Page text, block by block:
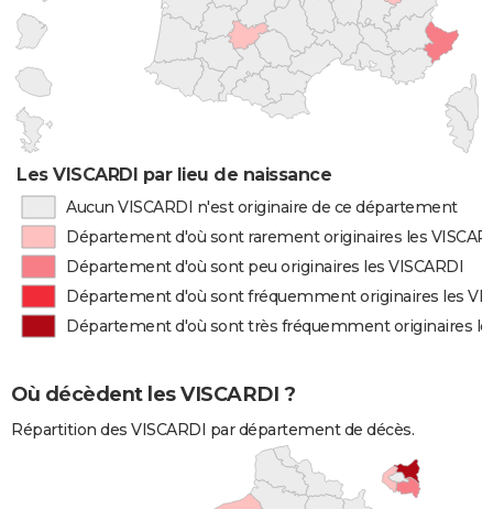
Les VISCARDI par lieu de naissance
Aucun VISCARDI n'est originaire de ce département
Département d'où sont rarement originaires les
Département d'où sont peu originaires les VISCARDI
Département d'où sont fréquemment originaires les
Département d'où sont très fréquemment originaires
Où décèdent les VISCARDI ?
Répartition des VISCARDI par département de décès.